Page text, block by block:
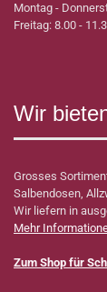
Montag -
Freitag: 8.00 -
Wir
Grosses
Salbendosen,
Wir liefern in
Mehr
Zum Shop für